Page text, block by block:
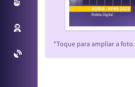
Multitouch
Reconhecimento Facial
*Toque para ampliar a foto.